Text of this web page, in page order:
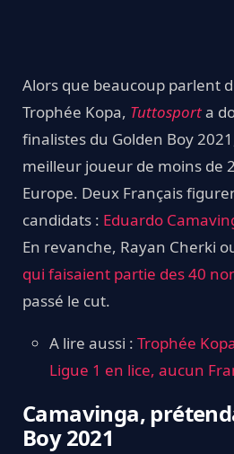
Alors que beaucoup parlent
Trophée Kopa, Tuttosporta
finalistes du Golden Boy
meilleur joueur de moins de
Europe. Deux Français
candidats : Eduardo
En revanche, Rayan Cherki
qui faisaient partie des 40
passé le cut.
A lire aussi : Trophée
Ligue 1 en lice, aucun
Camavinga,
Boy 2021